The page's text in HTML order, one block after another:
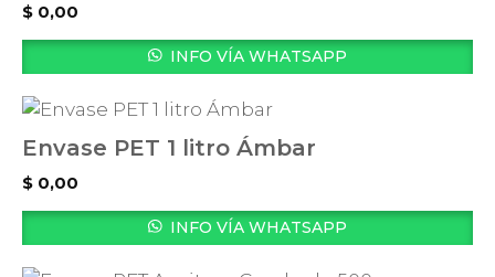
$ 0,00
INFO VÍA WHATSAPP
Envase PET 1 litro Ámbar
$ 0,00
INFO VÍA WHATSAPP